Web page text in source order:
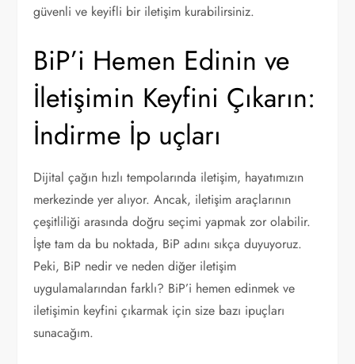
güvenli ve keyifli bir iletişim kurabilirsiniz.
BiP’i Hemen Edinin ve
İletişimin Keyfini Çıkarın:
İndirme İp uçları
Dijital çağın hızlı tempolarında iletişim, hayatımızın
merkezinde yer alıyor. Ancak, iletişim araçlarının
çeşitliliği arasında doğru seçimi yapmak zor olabilir.
İşte tam da bu noktada, BiP adını sıkça duyuyoruz.
Peki, BiP nedir ve neden diğer iletişim
uygulamalarından farklı? BiP’i hemen edinmek ve
iletişimin keyfini çıkarmak için size bazı ipuçları
sunacağım.